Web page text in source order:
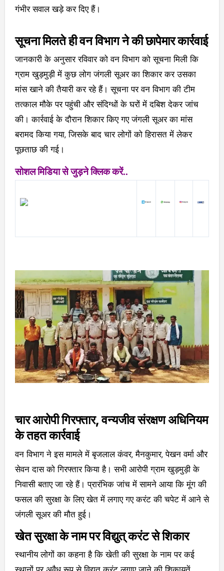
गंभीर सवाल खड़े कर दिए हैं।
सूचना मिलते ही वन विभाग ने की छापेमार कार्रवाई
जानकारी के अनुसार रविवार को वन विभाग को सूचना मिली कि
ग्राम खुड़मुड़ी में कुछ लोग जंगली सूअर का शिकार कर उसका
मांस खाने की तैयारी कर रहे हैं। सूचना पर वन विभाग की टीम
तत्काल मौके पर पहुंची और संदिग्धों के घरों में दबिश देकर जांच
की। कार्रवाई के दौरान शिकार किए गए जंगली सूअर का मांस
बरामद किया गया, जिसके बाद चार लोगों को हिरासत में लेकर
पूछताछ की गई।
सोशल मिडिया से जुड़ने क्लिक करें..
चार आरोपी गिरफ्तार, वन्यजीव संरक्षण अधिनियम
के तहत कार्रवाई
वन विभाग ने इस मामले में बृजलाल कंवर, मैनकुमार, पेखन वर्मा और
सेवन दास को गिरफ्तार किया है। सभी आरोपी ग्राम खुड़मुड़ी के
निवासी बताए जा रहे हैं। प्रारंभिक जांच में सामने आया कि मूंग की
फसल की सुरक्षा के लिए खेत में लगाए गए करंट की चपेट में आने से
जंगली सूअर की मौत हुई।
खेत सुरक्षा के नाम पर विद्युत् करंट से शिकार
स्थानीय लोगों का कहना है कि खेती की सुरक्षा के नाम पर कई